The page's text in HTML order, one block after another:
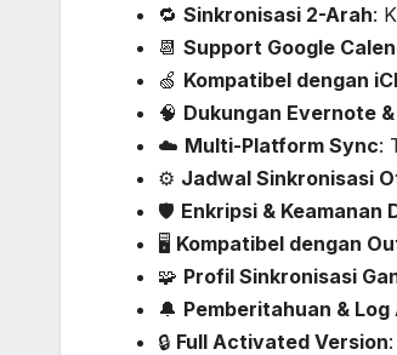
🔁 Sinkronisasi 2-Arah:
📆 Support Google
🍏 Kompatibel dengan
🧠 Dukungan Evernote
☁️ Multi-Platform Sync:
⚙️ Jadwal Sinkronisasi
🛡️ Enkripsi & Keamanan
🖥️ Kompatibel dengan
🧩 Profil Sinkronisasi
🔔 Pemberitahuan &
🔒 Full Activated Version